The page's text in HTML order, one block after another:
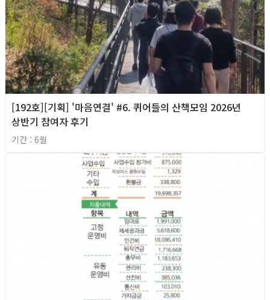
[192호][기획] '마음연결' #6. 퀴어들의 산책모임 2026년
상반기 참여자 후기
기간 : 6월